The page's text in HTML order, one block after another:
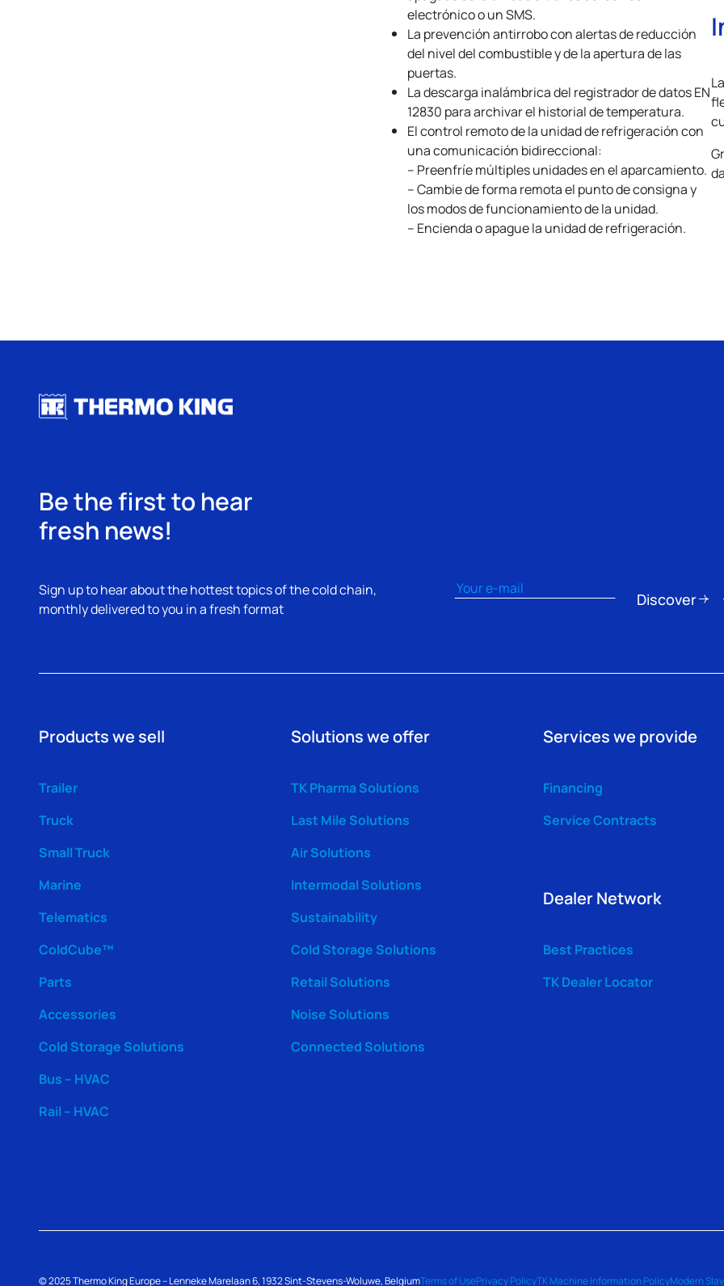
electrónico o un SMS.
La prevención antirrobo con alertas de reducción
del nivel del combustible y de la apertura de las
puertas.
La descarga inalámbrica del registrador de datos EN
12830 para archivar el historial de temperatura.
El control remoto de la unidad de refrigeración con
una comunicación bidireccional:
– Preenfríe múltiples unidades en el aparcamiento.
– Cambie de forma remota el punto de consigna y
los modos de funcionamiento de la unidad.
– Encienda o apague la unidad de refrigeración.
Be the first to hear
fresh news!
Sign up to hear about the hottest topics of the cold chain,
monthly delivered to you in a fresh format
Email(Obligatorio)
Discover
Products we sell
Trailer
Truck
Small Truck
Marine
Telematics
ColdCube™
Parts
Accessories
Cold Storage Solutions
Bus – HVAC
Rail – HVAC
Solutions we offer
TK Pharma Solutions
Last Mile Solutions
Air Solutions
Intermodal Solutions
Sustainability
Cold Storage Solutions
Retail Solutions
Noise Solutions
Connected Solutions
Services we provide
Financing
Service Contracts
Dealer Network
Best Practices
TK Dealer Locator
© 2025Thermo KingEurope – Lenneke Marelaan 6, 1932 Sint-Stevens-Woluwe, BelgiumTerms of UsePrivacy PolicyTK Machine Information PolicyModern